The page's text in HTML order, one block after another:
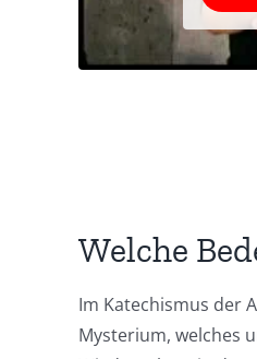
Welche
Im Katechismus der
Mysterium, welches